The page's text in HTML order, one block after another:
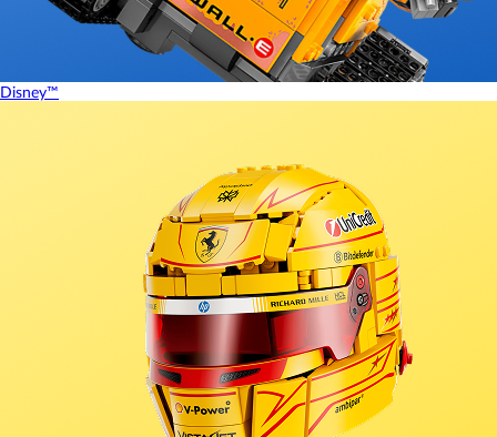
Disney™